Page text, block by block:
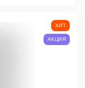
ХИТ
АКЦИЯ